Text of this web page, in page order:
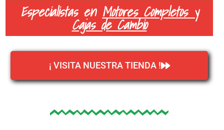
Especialistas en Motores Completos y
Cajas de Cambio
¡ VISITA NUESTRA TIENDA !